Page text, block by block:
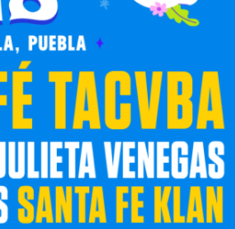
Dos Equis 2026: La
celebración sonora
transformará las
de Boca del Río y
Edwin Jimenez Julio 13, 2026